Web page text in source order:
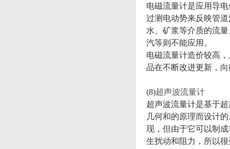
电磁流量计是应用导
过测电动势来反映管
水、矿浆等介质的流
汽等则不能应用。
电磁流量计造价较高
品在不断改进更新，
(8)超声波流量计
超声波流量计是基于
几何和的原理而设计
现，但由于它可以制
生扰动和阻力，所以